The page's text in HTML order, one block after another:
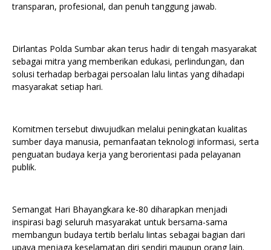
transparan, profesional, dan penuh tanggung jawab.
Dirlantas Polda Sumbar akan terus hadir di tengah masyarakat
sebagai mitra yang memberikan edukasi, perlindungan, dan
solusi terhadap berbagai persoalan lalu lintas yang dihadapi
masyarakat setiap hari.
Komitmen tersebut diwujudkan melalui peningkatan kualitas
sumber daya manusia, pemanfaatan teknologi informasi, serta
penguatan budaya kerja yang berorientasi pada pelayanan
publik.
Semangat Hari Bhayangkara ke-80 diharapkan menjadi
inspirasi bagi seluruh masyarakat untuk bersama-sama
membangun budaya tertib berlalu lintas sebagai bagian dari
upaya menjaga keselamatan diri sendiri maupun orang lain.